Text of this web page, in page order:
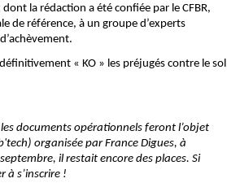
la rédaction a été confiée par le CFBR,
de référence, à un groupe d’experts
« KO » les préjugés contre le sol
documents opérationnels feront l’objet
organisée par France Digues, à
il restait encore des places. Si
à s’inscrire !